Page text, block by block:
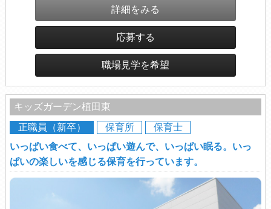
詳細をみる
応募する
職場見学を希望
キッズガーデン植田東
正職員（新卒）
保育所
保育士
いっぱい食べて、いっぱい遊んで、いっぱい眠る。いっ
ぱいの楽しいを感じる保育を行っています。